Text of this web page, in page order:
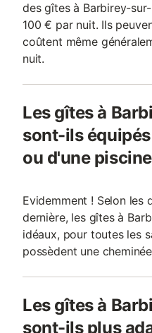
des gîtes à Barbirey-
100 € par nuit. Ils
coûtent même
nuit.
Les gîtes à
sont-ils
ou d'une
Evidemment ! Selon les
dernière, les gîtes à
idéaux, pour toutes les
possèdent une
Les gîtes à
sont-ils plus